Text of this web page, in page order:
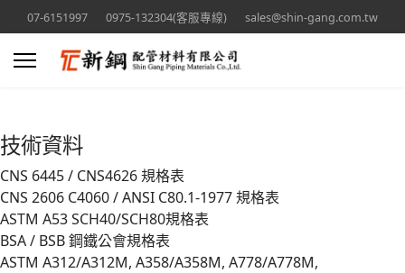
07-6151997 0975-132304(客服專線) sales@shin-gang.com.tw
技術資料
CNS 6445 / CNS4626 規格表
CNS 2606 C4060 / ANSI C80.1-1977 規格表
ASTM A53 SCH40/SCH80規格表
BSA / BSB 鋼鐵公會規格表
ASTM A312/A312M, A358/A358M, A778/A778M,